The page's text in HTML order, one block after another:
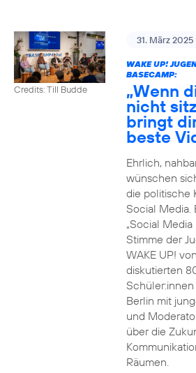
Credits: Till Budde
31. März 2025
WAKE UP!
BASECAMP:
„Wenn
nicht
bringt
beste
Ehrlich,
wünschen
die politische
Social Media.
„Social
Stimme der
WAKE UP!
diskutierten
Schüler:innen
Berlin mit
und
über die
Räumen.